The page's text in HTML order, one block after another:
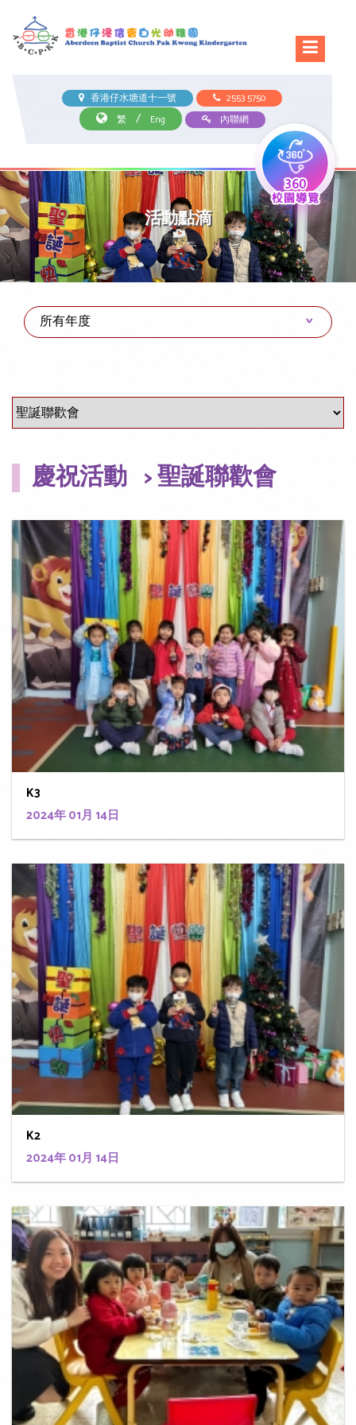
香港仔水塘道十一號
2553 5750
繁
/ Eng 內聯網
活動點滴
慶祝活動 > 聖誕聯歡會
K3
2024年 01月 14日
K2
2024年 01月 14日